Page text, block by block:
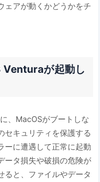
ェアが動くかどうかをチ
Venturaが起動し
、MacOSがブートしな
セキュリティを保護する
ーに遭遇して正常に起動
ータ損失や破損の危険が
ると、ファイルやデータ